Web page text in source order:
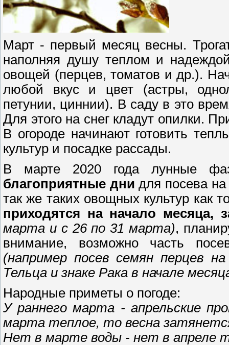
Март - первый месяц весны.
наполняя душу теплом и
овощей (перцев, томатов и др.).
любой вкус и цвет (астры,
петунии, циннии). В саду в это
Для этого на снег кладут опилки.
В огороде начинают готовить
культур и посадке рассады.
В марте 2020 года лунные
благоприятные дни для посева на
так же таких овощных культур как
приходятся на начало месяца,
марта и с 26 по 31 марта),
внимание, возможно часть
(например посев семян перцев
Тельца и знаке Рака в начале
Народные приметы о погоде:
У раннего марта - апрельские
марта теплое, то весна
Нет в марте воды - нет в апреле